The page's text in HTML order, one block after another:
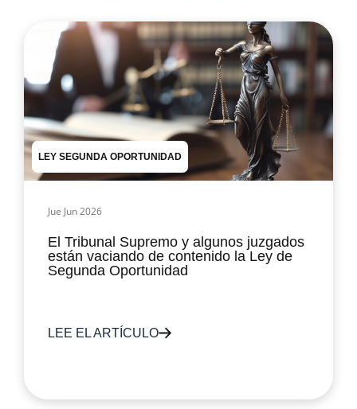
LEY SEGUNDA OPORTUNIDAD
Jue Jun 2026
El Tribunal Supremo y algunos juzgados
están vaciando de contenido la Ley de
Segunda Oportunidad
LEE EL ARTÍCULO